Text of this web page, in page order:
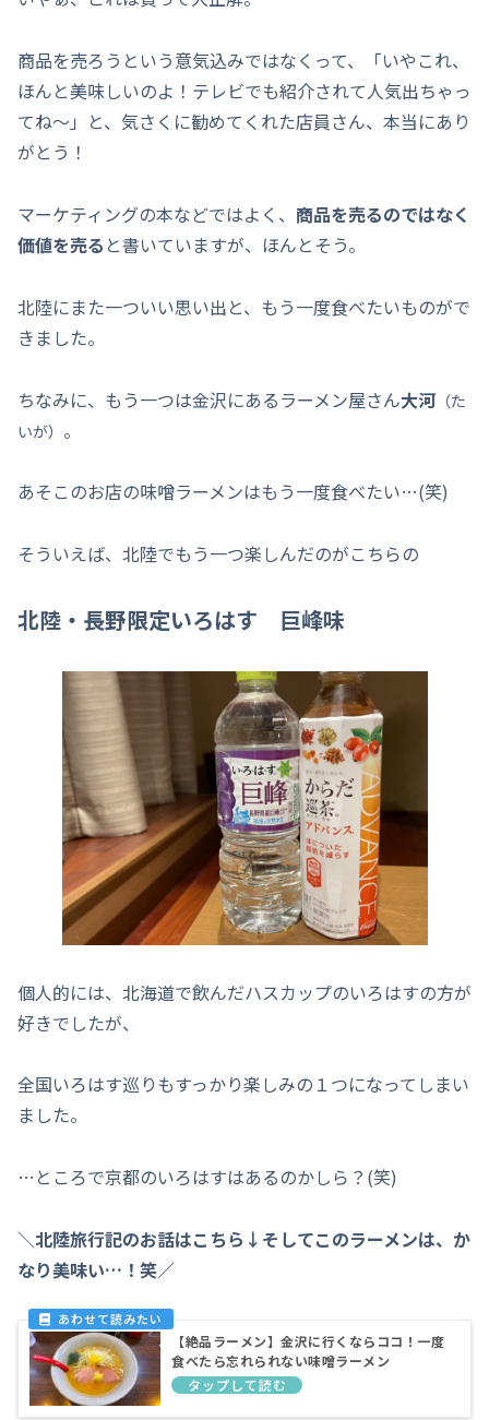
商品を売ろうという意気込みではなくって、「いやこれ、
ほんと美味しいのよ！テレビでも紹介されて人気出ちゃっ
てね～」と、気さくに勧めてくれた店員さん、本当にあり
がとう！
マーケティングの本などではよく、 商品を売るのではなく
価値を売る と書いていますが、ほんとそう。
北陸にまた一ついい思い出と、もう一度食べたいものがで
きました。
ちなみに、もう一つは金沢にあるラーメン屋さん大河 （た
いが） 。
あそこのお店の味噌ラーメンはもう一度食べたい…(笑)
そういえば、北陸でもう一つ楽しんだのがこちらの
北陸・長野限定いろはす 巨峰味
個人的には、北海道で飲んだハスカップのいろはすの方が
好きでしたが、
全国いろはす巡りもすっかり楽しみの１つになってしまい
ました。
…ところで京都のいろはすはあるのかしら？(笑)
＼北陸旅行記のお話はこちら ↓ そしてこのラーメンは、か
なり美味い…！笑／
【絶品ラーメン】金沢に行くならココ！一度
食べたら忘れられない味噌ラーメン